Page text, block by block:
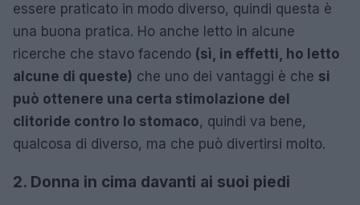
essere praticato in modo diverso, quindi questa è
una buona pratica. Ho anche letto in alcune
ricerche che stavo facendo (sì, in effetti, ho letto
alcune di queste) che uno dei vantaggi è che si
può ottenere una certa stimolazione del
clitoride contro lo stomaco, quindi va bene,
qualcosa di diverso, ma che può divertirsi molto.
2. Donna in cima davanti ai suoi piedi